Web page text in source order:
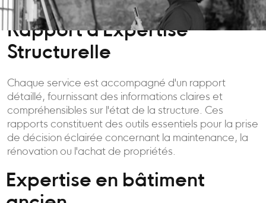
Rapport d'Expertise
Structurelle
Chaque service est accompagné d'un rapport
détaillé, fournissant des informations claires et
compréhensibles sur l'état de la structure. Ces
rapports constituent des outils essentiels pour la prise
de décision éclairée concernant la maintenance, la
rénovation ou l'achat de propriétés.
Expertise en bâtiment